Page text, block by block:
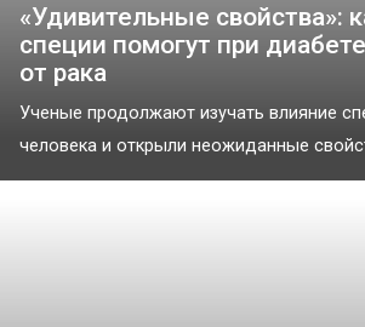
«Удивительные свойства»:
специи помогут при
от рака
Ученые продолжают изучать влияние
человека и открыли неожиданные